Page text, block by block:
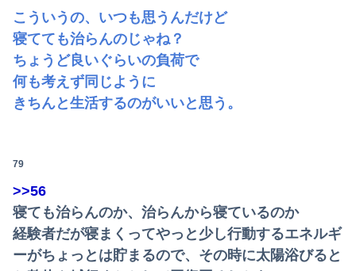
こういうの、いつも思うんだけど
寝てても治らんのじゃね？
ちょうど良いぐらいの負荷で
何も考えず同じように
きちんと生活するのがいいと思う。
79
>>56
寝ても治らんのか、治らんから寝ているのか
経験者だが寝まくってやっと少し行動するエネルギ
ーがちょっとは貯まるので、その時に太陽浴びると